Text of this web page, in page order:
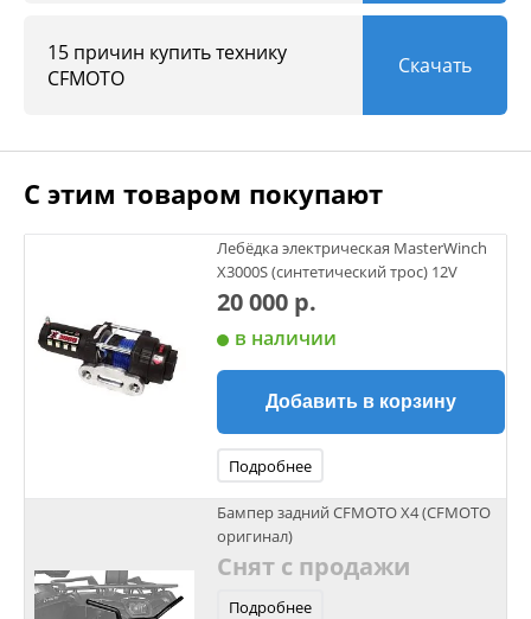
15 причин купить технику
CFMOTO
Скачать
С этим товаром покупают
Лебёдка электрическая MasterWinch
X3000S (синтетический трос) 12V
20 000 р.
в наличии
Добавить в корзину
Подробнее
Бампер задний CFMOTO X4 (CFMOTO
оригинал)
Снят с продажи
Подробнее